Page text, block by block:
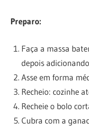
Preparo:
Faça a massa
depois
Asse em forma
Recheio: cozinhe
Recheie o bolo
Cubra com a